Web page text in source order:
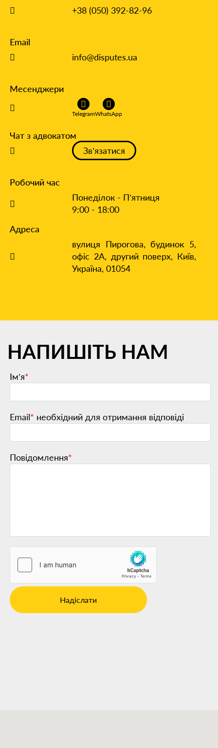
+38 (050) 392-82-96
Email
info@disputes.ua
Месенджери
TelegramWhatsApp
Чат з адвокатом
Зв’язатися
Робочий час
Понеділок - П’ятниця
9:00 - 18:00
Адреса
вулиця Пирогова, будинок 5,
офіс 2А, другий поверх, Київ,
Україна, 01054
НАПИШІТЬ НАМ
Ім’я*
Email* необхідний для отримання відповіді
Повідомлення*
Надіслати